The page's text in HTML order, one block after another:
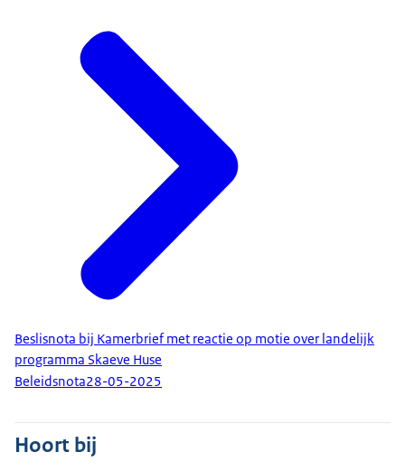
Beslisnota bij Kamerbrief met reactie op motie over landelijk
programma Skaeve Huse
Beleidsnota28-05-2025
Hoort bij